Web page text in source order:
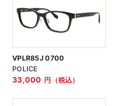
VPLR85J 0700
POLICE
33,000 円（税込）